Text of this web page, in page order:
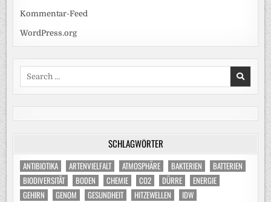
Kommentar-Feed
WordPress.org
Search
SCHLAGWÖRTER
ANTIBIOTIKA ARTENVIELFALT ATMOSPHÄRE BAKTERIEN
BATTERIEN
BIODIVERSITÄT
BODEN CHEMIE CO2 DÜRRE
ENERGIE
GEHIRN
GENOM GESUNDHEIT HITZEWELLEN
IDW